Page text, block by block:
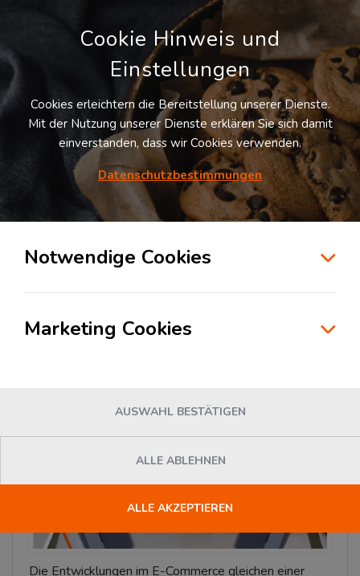
Suche
Richtung vor
Die Entwicklungen im E-Commerce gleichen einer
Cookie Hinweis und
Einstellungen
Cookies erleichtern die Bereitstellung unserer Dienste.
Mit der Nutzung unserer Dienste erklären Sie sich damit
einverstanden, dass wir Cookies verwenden.
Datenschutzbestimmungen
Notwendige Cookies
Marketing Cookies
AUSWAHL BESTÄTIGEN
ALLE ABLEHNEN
ALLE AKZEPTIEREN